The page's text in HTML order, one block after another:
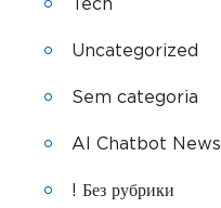
Uncategorized
Sem categoria
AI Chatbot News
! Без рубрики